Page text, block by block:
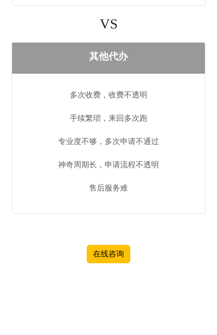
VS
其他代办
多次收费，收费不透明
手续繁琐，来回多次跑
专业度不够，多次申请不通过
神奇周期长，申请流程不透明
售后服务难
在线咨询